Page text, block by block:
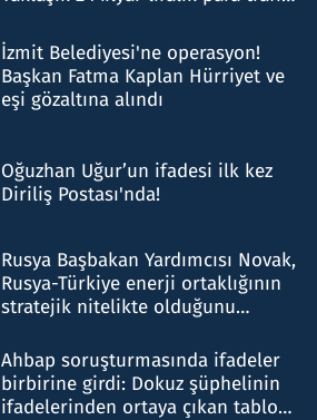
İzmit Belediyesi'ne operasyon!
Başkan Fatma Kaplan Hürriyet ve
eşi gözaltına alındı
Oğuzhan Uğur’un ifadesi ilk kez
Diriliş Postası'nda!
Rusya Başbakan Yardımcısı Novak,
Rusya-Türkiye enerji ortaklığının
stratejik nitelikte olduğunu
Ahbap soruşturmasında ifadeler
birbirine girdi: Dokuz şüphelinin
ifadelerinden ortaya çıkan tablo